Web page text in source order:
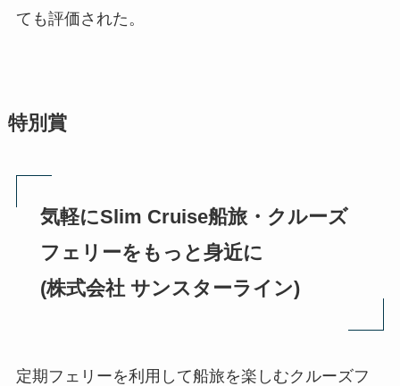
ても評価された。
特別賞
気軽にSlim Cruise船旅・クルーズ
フェリーをもっと身近に
(株式会社 サンスターライン)
定期フェリーを利用して船旅を楽しむクルーズフ